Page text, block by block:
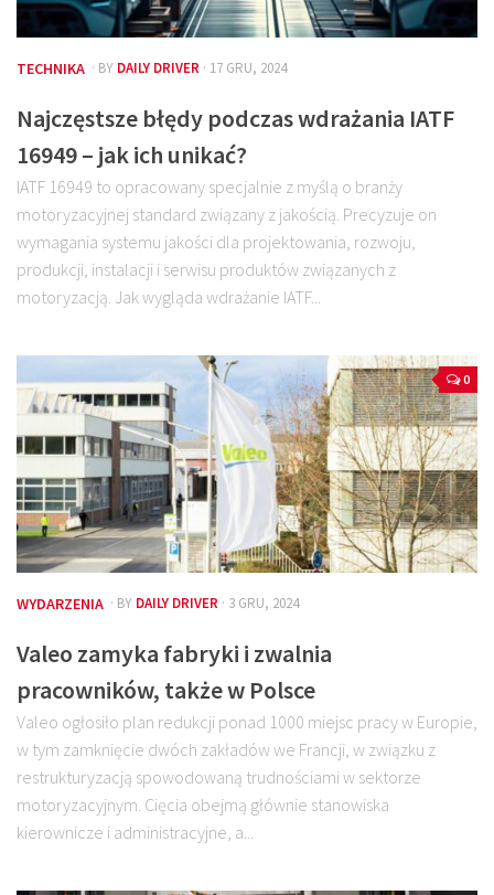
TECHNIKA · BY DAILY DRIVER · 17 GRU, 2024
Najczęstsze błędy podczas wdrażania IATF
16949 – jak ich unikać?
IATF 16949 to opracowany specjalnie z myślą o branży
motoryzacyjnej standard związany z jakością. Precyzuje on
wymagania systemu jakości dla projektowania, rozwoju,
produkcji, instalacji i serwisu produktów związanych z
motoryzacją. Jak wygląda wdrażanie IATF...
0
WYDARZENIA · BY DAILY DRIVER · 3 GRU, 2024
Valeo zamyka fabryki i zwalnia
pracowników, także w Polsce
Valeo ogłosiło plan redukcji ponad 1000 miejsc pracy w Europie,
w tym zamknięcie dwóch zakładów we Francji, w związku z
restrukturyzacją spowodowaną trudnościami w sektorze
motoryzacyjnym. Cięcia obejmą głównie stanowiska
kierownicze i administracyjne, a...